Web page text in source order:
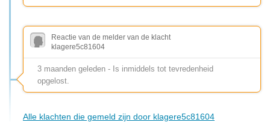
Reactie van de melder van de klacht
klagere5c81604
3 maanden geleden - Is inmiddels tot tevredenheid
opgelost.
Alle klachten die gemeld zijn door klagere5c81604